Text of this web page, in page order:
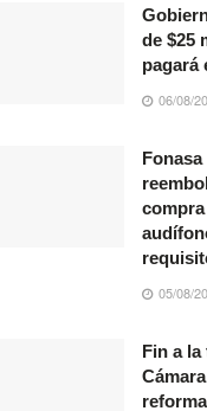
de $25
pagará
06/08/
05/08/
Fin a